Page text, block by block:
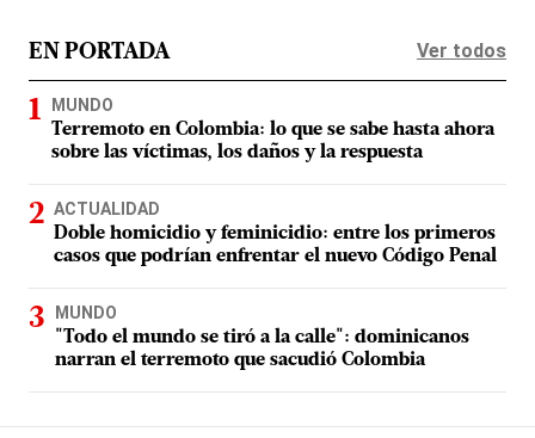
EN PORTADA Ver todos
MUNDO
Terremoto en Colombia: lo que se sabe hasta ahora
sobre las víctimas, los daños y la respuesta
ACTUALIDAD
Doble homicidio y feminicidio: entre los primeros
casos que podrían enfrentar el nuevo Código Penal
MUNDO
"Todo el mundo se tiró a la calle": dominicanos
narran el terremoto que sacudió Colombia